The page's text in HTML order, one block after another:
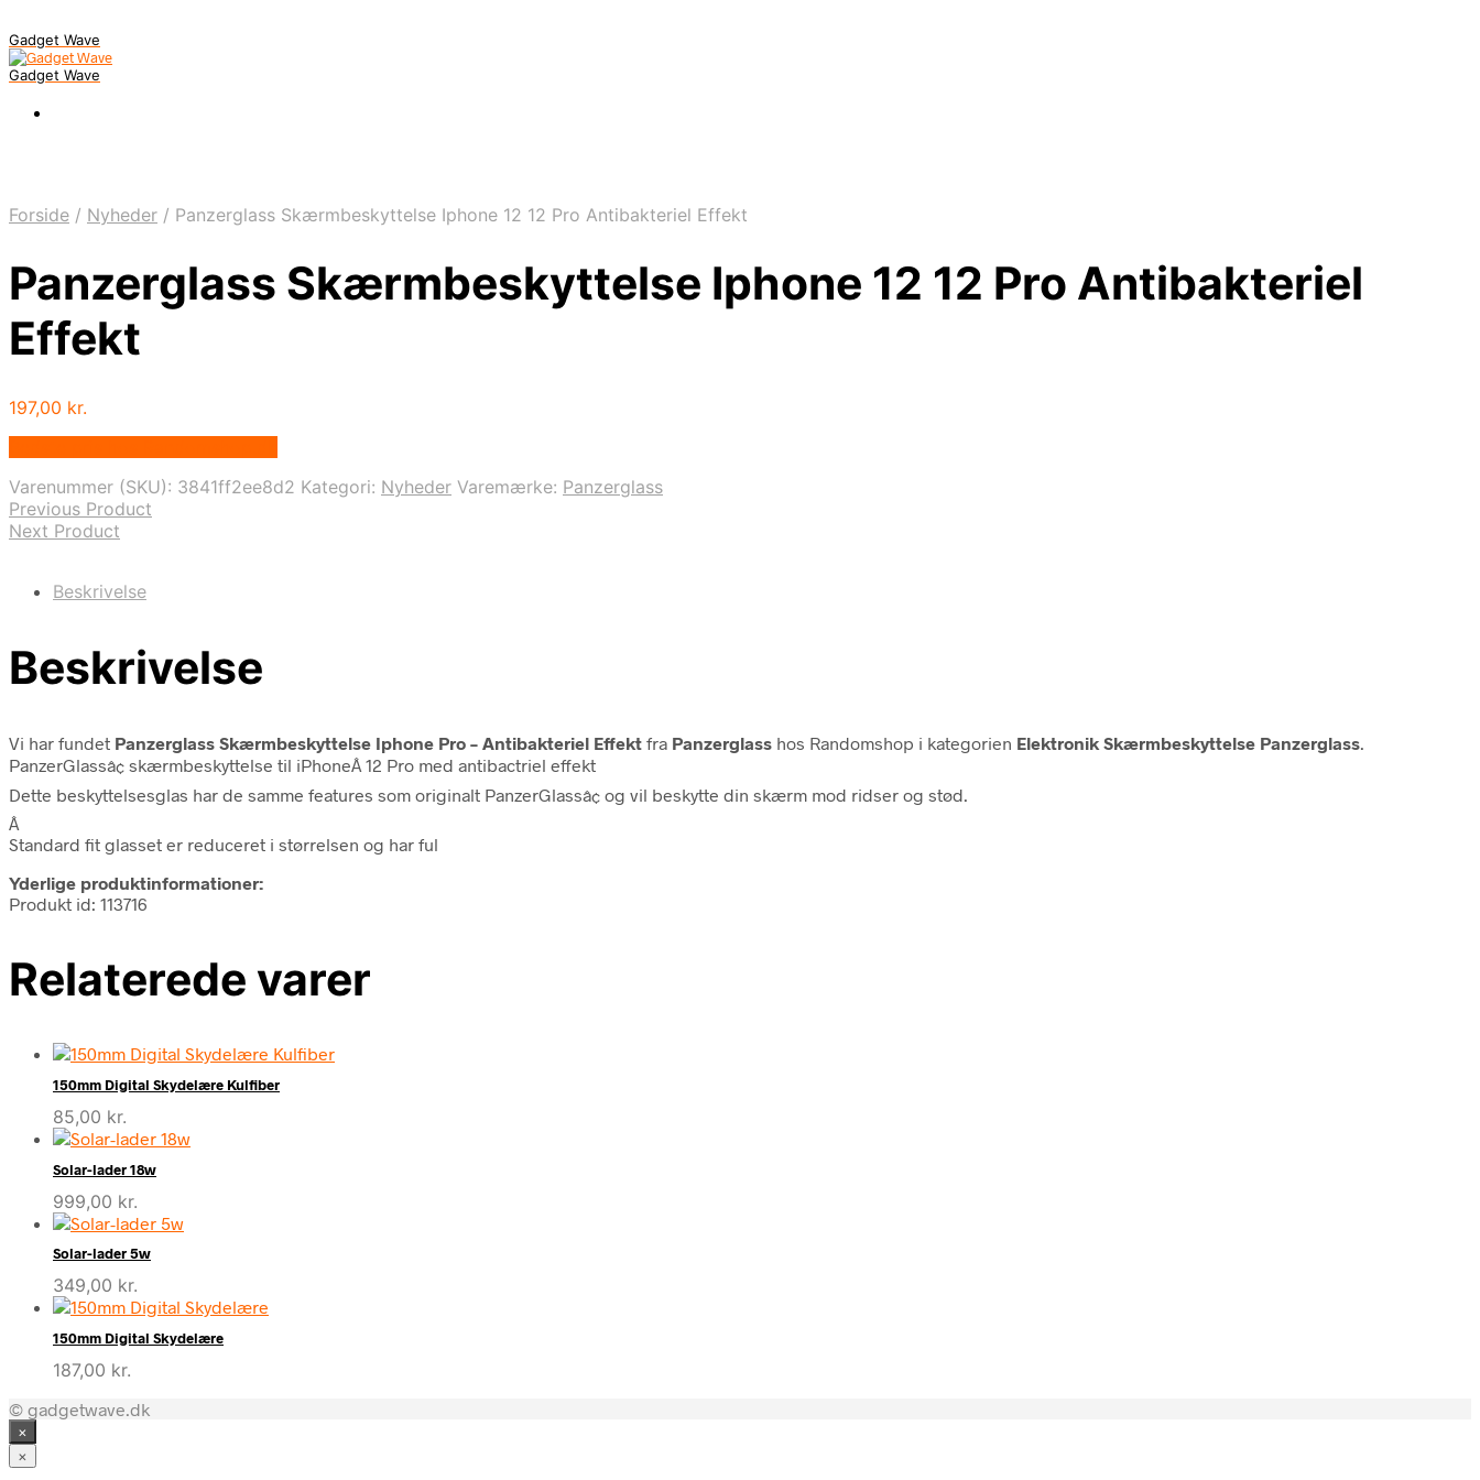
Gadget Wave
Gadget Wave
Forside / Nyheder / Panzerglass Skærmbeskyttelse Iphone 12 12 Pro Antibakteriel Effekt
Panzerglass Skærmbeskyttelse Iphone 12 12 Pro Antibakteriel
Effekt
197,00 kr.
Varenummer (SKU): 3841ff2ee8d2 Kategori: Nyheder Varemærke: Panzerglass
Previous Product
Next Product
Beskrivelse
Beskrivelse
Vi har fundet Panzerglass Skærmbeskyttelse Iphone Pro – Antibakteriel Effekt fra Panzerglass hos Randomshop i kategorien Elektronik Skærmbeskyttelse Panzerglass
PanzerGlassâ¢ skærmbeskyttelse til iPhoneÂ 12 Pro med antibactriel effekt
Dette beskyttelsesglas har de samme features som originalt PanzerGlassâ¢ og vil beskytte din skærm mod ridser og stød.
Â
Standard fit glasset er reduceret i størrelsen og har ful
Yderlige produktinformationer:
Produkt id: 113716
Relaterede varer
150mm Digital Skydelære Kulfiber
85,00 kr.
Solar-lader 18w
999,00 kr.
Solar-lader 5w
349,00 kr.
150mm Digital Skydelære
187,00 kr.
© gadgetwave.dk
×
×